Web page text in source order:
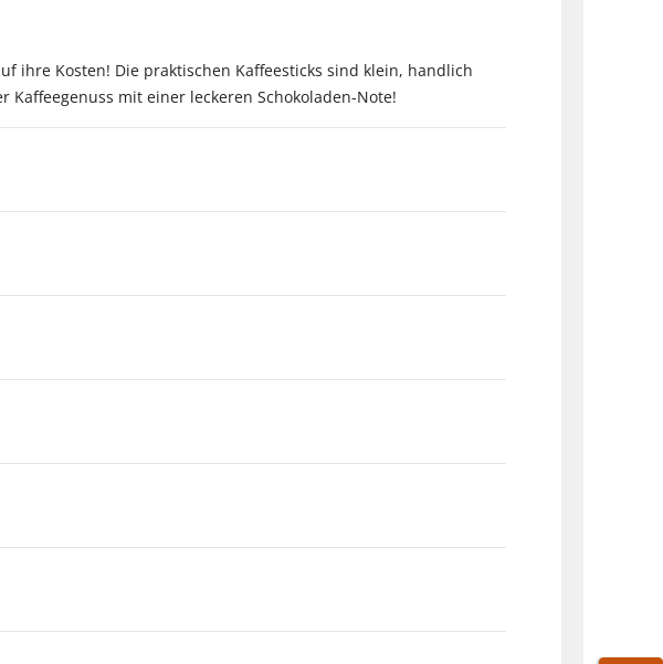
ihre Kosten! Die praktischen Kaffeesticks sind klein, handlich
mit einer leckeren Schokoladen-Note!